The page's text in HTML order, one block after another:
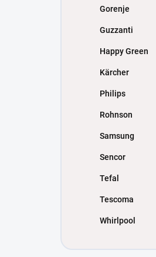
Gorenje
Guzzanti
Happy Green
Kärcher
Philips
Rohnson
Samsung
Sencor
Tefal
Tescoma
Whirlpool